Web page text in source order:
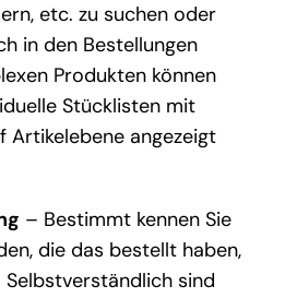
etc. zu suchen oder
in den Bestellungen
Produkten können
Stücklisten mit
Artikelebene angezeigt
– Bestimmt kennen Sie
die das bestellt haben,
Selbstverständlich sind